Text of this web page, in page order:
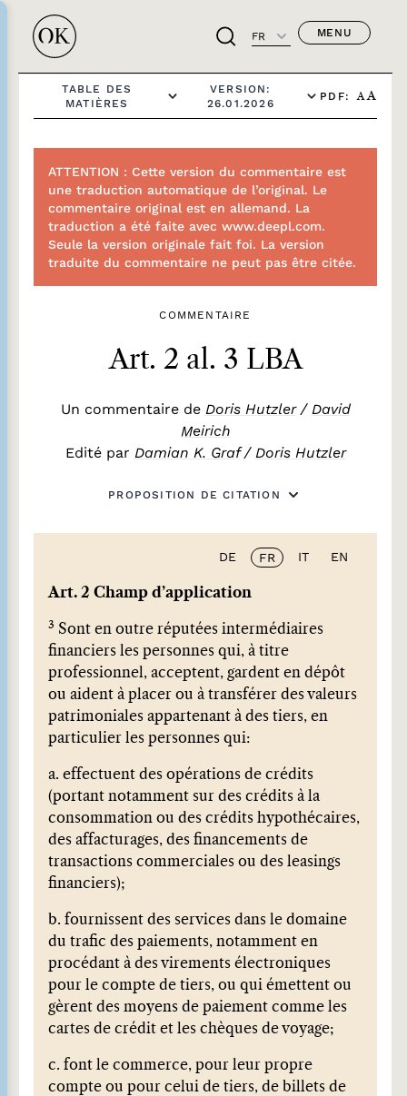
FR MENU
TABLE DES
MATIÈRES
VERSION:
26.01.2026
PDF: A A
ATTENTION : Cette version du commentaire est
une traduction automatique de l’original. Le
commentaire original est en allemand. La
traduction a été faite avec www.deepl.com.
Seule la version originale fait foi. La version
traduite du commentaire ne peut pas être citée.
COMMENTAIRE
Art. 2 al. 3 LBA
Un commentaire de Doris Hutzler/ David
Meirich
Edité par Damian K. Graf/ Doris Hutzler
PROPOSITION DE CITATION
DE FR IT EN
Art. 2 Champ d’application
3 Sont en outre réputées intermédiaires
financiers les personnes qui, à titre
professionnel, acceptent, gardent en dépôt
ou aident à placer ou à transférer des valeurs
patrimoniales appartenant à des tiers, en
particulier les personnes qui:
a. effectuent des opérations de crédits
(portant notamment sur des crédits à la
consommation ou des crédits hypothécaires,
des affacturages, des financements de
transactions commerciales ou des leasings
financiers);
b. fournissent des services dans le domaine
du trafic des paiements, notamment en
procédant à des virements électroniques
pour le compte de tiers, ou qui émettent ou
gèrent des moyens de paiement comme les
cartes de crédit et les chèques de voyage;
c. font le commerce, pour leur propre
compte ou pour celui de tiers, de billets de